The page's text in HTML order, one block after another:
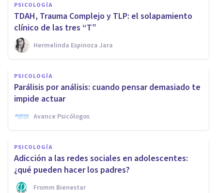
PSICOLOGÍA
TDAH, Trauma Complejo y TLP: el solapamiento
clínico de las tres “T”
Hermelinda Espinoza Jara
PSICOLOGÍA
Parálisis por análisis: cuando pensar demasiado te
impide actuar
Avance Psicólogos
PSICOLOGÍA
Adicción a las redes sociales en adolescentes:
¿qué pueden hacer los padres?
Fromm Bienestar